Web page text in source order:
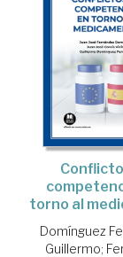
torno al
Domínguez
Guillermo;